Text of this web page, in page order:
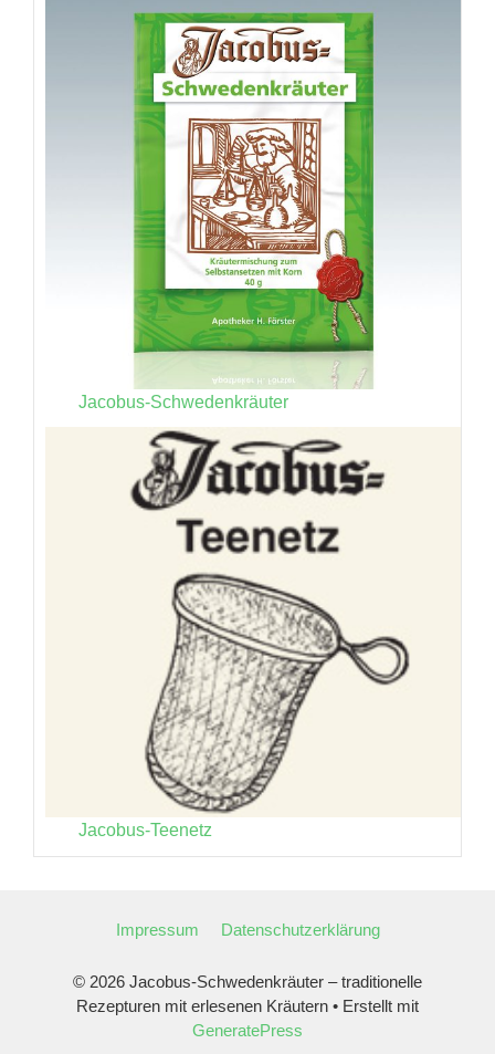
Jacobus-Schwedenkräuter
Jacobus-Teenetz
Impressum Datenschutzerklärung
© 2026 Jacobus-Schwedenkräuter – traditionelle
Rezepturen mit erlesenen Kräutern • Erstellt mit
GeneratePress